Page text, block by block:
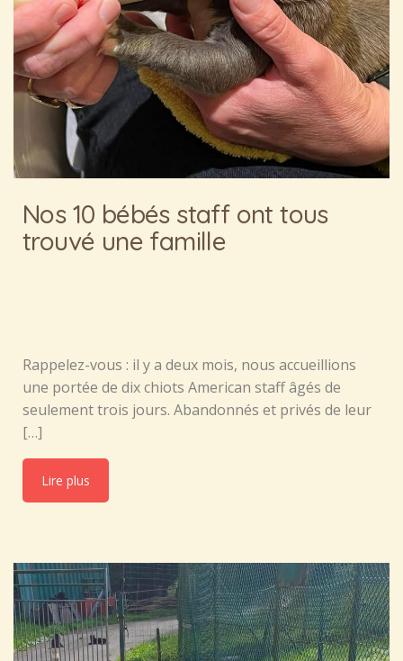
Nos 10 bébés staff ont tous
trouvé une famille
Rappelez-vous : il y a deux mois, nous accueillions
une portée de dix chiots American staff âgés de
seulement trois jours. Abandonnés et privés de leur
[…]
Lire plus